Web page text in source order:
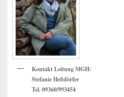
Kontakt Leitung MGH:
Stefanie Heßdörfer
Tel. 09360/993454